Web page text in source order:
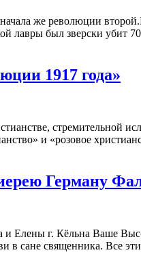
же революции
лавры был зверски
1917 года»
стремительной
и «розовое
Герману
г. Кёльна Ваше
сане священника. Все